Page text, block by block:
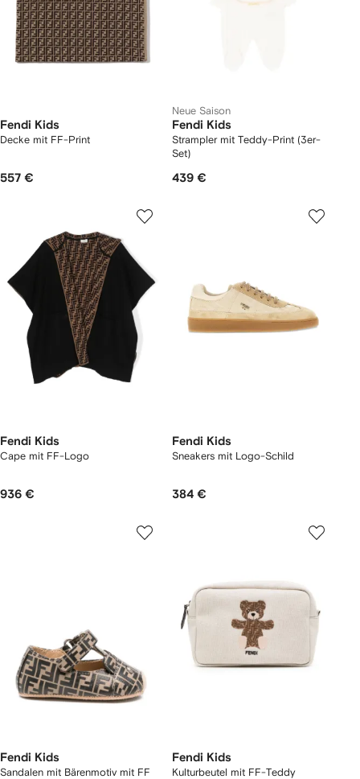
Fendi Kids
Decke mit FF-Print
557 €
Neue Saison
Fendi Kids
Strampler mit Teddy-Print (3er-
Set)
439 €
Fendi Kids
Cape mit FF-Logo
936 €
Fendi Kids
Sneakers mit Logo-Schild
384 €
Fendi Kids
Sandalen mit Bärenmotiv mit FF
Fendi Kids
Kulturbeutel mit FF-Teddy